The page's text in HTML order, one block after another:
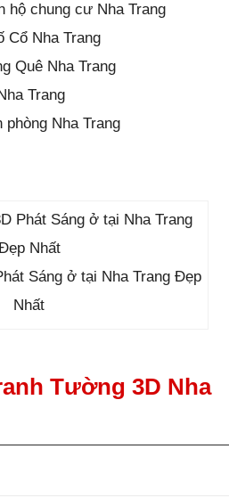
hộ chung cư Nha Trang
Cổ Nha Trang
Quê Nha Trang
Trang
Nha Trang
Sáng ở tại Nha Trang Đẹp
Nhất
Tường 3D Nha